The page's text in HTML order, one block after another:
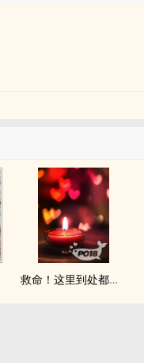
救命！这里到处都是阴暗批（西幻NPH）